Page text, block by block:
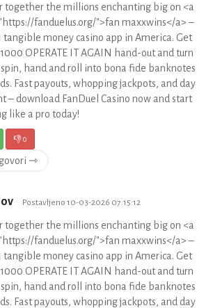
together the millions enchanting big on <a
fanduelus.org/">fan maxxwins</a> –
tangible money casino app in America. Get
OPERATE IT AGAIN hand-out and turn
hand and roll into bona fide banknotes
Fast payouts, whopping jackpots, and day
– download FanDuel Casino now and start
like a pro today!
👎0
⇾
Postavljeno 10-03-2026 07:15:12
together the millions enchanting big on <a
fanduelus.org/">fan maxxwins</a> –
tangible money casino app in America. Get
OPERATE IT AGAIN hand-out and turn
hand and roll into bona fide banknotes
Fast payouts, whopping jackpots, and day